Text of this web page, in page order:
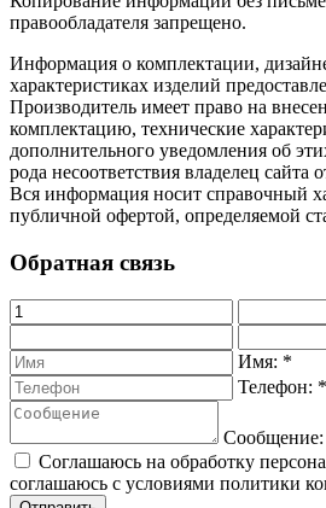
правообладателя запрещено.
Информация о комплектации,
характеристиках изделий
Производитель имеет право на
комплектацию, технические
дополнительного уведомления об
рода несоответствия владелец сайта
Вся информация носит справочный
публичной офертой, определяемой
Обратная связь
Имя: *
Телефон: *
Сообщение:
Соглашаюсь на обработку
соглашаюсь с условиями политики